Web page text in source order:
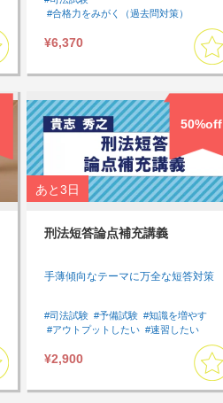
#合格力をみがく（過去問対策）
#刑法 #刑事訴訟法
#Tips
¥6,370
刑法短答論点補充講義
手薄傾向なテーマに万全な短答対策
#司法試験 #予備試験 #知識を増やす
#アウトプットしたい #速習したい
#短答対策講座
50%off
¥2,900
あと3日